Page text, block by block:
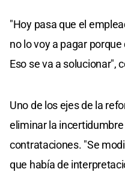
"Hoy pasa que el
no lo voy a pagar
Eso se va a solucionar",
Uno de los ejes de la
eliminar la
contrataciones. "Se
que había de